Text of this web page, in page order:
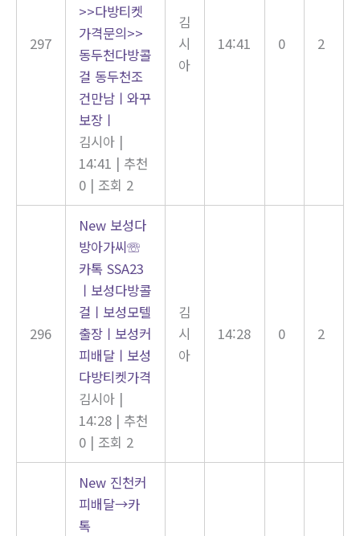
297
>>다방티켓
가격문의>>
동두천다방콜
걸 동두천조
건만남ㅣ와꾸
보장ㅣ
김시아 |
14:41 | 추천
0 | 조회 2
김
시
아
14:41 0 2
296
New 보성다
방아가씨☏
카톡 SSA23
ㅣ보성다방콜
걸ㅣ보성모텔
출장ㅣ보성커
피배달ㅣ보성
다방티켓가격
김시아 |
14:28 | 추천
0 | 조회 2
김
시
아
14:28 0 2
New 진천커
피배달→카
톡